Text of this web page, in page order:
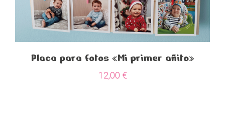
Placa para fotos «Mi primer añito»
12,00 €